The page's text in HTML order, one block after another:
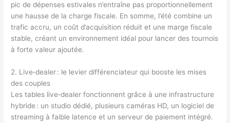
pic de dépenses estivales n’entraîne pas proportionnellement
une hausse de la charge fiscale. En somme, l’été combine un
trafic accru, un coût d’acquisition réduit et une marge fiscale
stable, créant un environnement idéal pour lancer des tournois
à forte valeur ajoutée.
2. Live‑dealer : le levier différenciateur qui booste les mises
des couples
Les tables live‑dealer fonctionnent grâce à une infrastructure
hybride : un studio dédié, plusieurs caméras HD, un logiciel de
streaming à faible latence et un serveur de paiement intégré.